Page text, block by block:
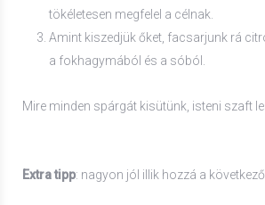
tökéletesen megfelel a célnak.
Amint kiszedjük őket, facsarjunk rá
a fokhagymából és a sóból.
Mire minden spárgát kisütünk, isteni szaft
Extra tipp: nagyon jól illik hozzá a